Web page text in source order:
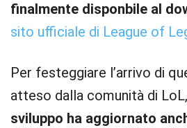
finalmente disponbile al
sito ufficiale di League of
Per festeggiare l’arrivo di
atteso dalla comunità di LoL,
sviluppo ha aggiornato